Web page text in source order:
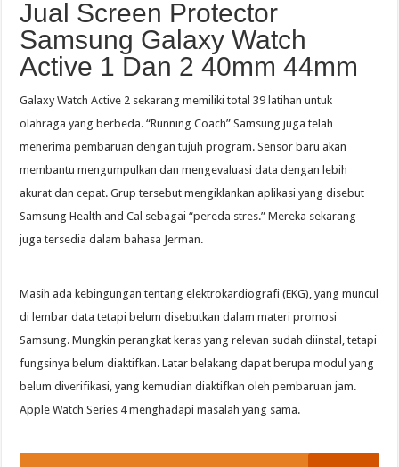
Jual Screen Protector
Samsung Galaxy Watch
Active 1 Dan 2 40mm 44mm
Galaxy Watch Active 2 sekarang memiliki total 39 latihan untuk
olahraga yang berbeda. “Running Coach” Samsung juga telah
menerima pembaruan dengan tujuh program. Sensor baru akan
membantu mengumpulkan dan mengevaluasi data dengan lebih
akurat dan cepat. Grup tersebut mengiklankan aplikasi yang disebut
Samsung Health and Cal sebagai “pereda stres.” Mereka sekarang
juga tersedia dalam bahasa Jerman.
Masih ada kebingungan tentang elektrokardiografi (EKG), yang muncul
di lembar data tetapi belum disebutkan dalam materi promosi
Samsung. Mungkin perangkat keras yang relevan sudah diinstal, tetapi
fungsinya belum diaktifkan. Latar belakang dapat berupa modul yang
belum diverifikasi, yang kemudian diaktifkan oleh pembaruan jam.
Apple Watch Series 4 menghadapi masalah yang sama.